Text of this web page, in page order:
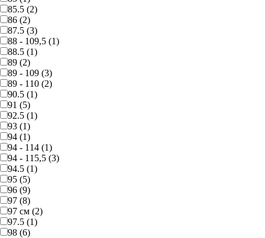
85.5 (2)
86 (2)
87.5 (3)
88 - 109,5 (1)
88.5 (1)
89 (2)
89 - 109 (3)
89 - 110 (2)
90.5 (1)
91 (5)
92.5 (1)
93 (1)
94 (1)
94 - 114 (1)
94 - 115,5 (3)
94.5 (1)
95 (5)
96 (9)
97 (8)
97 см (2)
97.5 (1)
98 (6)